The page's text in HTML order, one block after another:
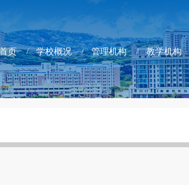
页 学校概况 管理机构 教学机构